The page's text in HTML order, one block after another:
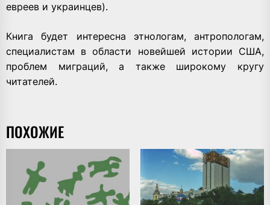
евреев и украинцев).
Книга будет интересна этнологам, антропологам,
специалистам в области новейшей истории США,
проблем миграций, а также широкому кругу
читателей.
ПОХОЖИЕ